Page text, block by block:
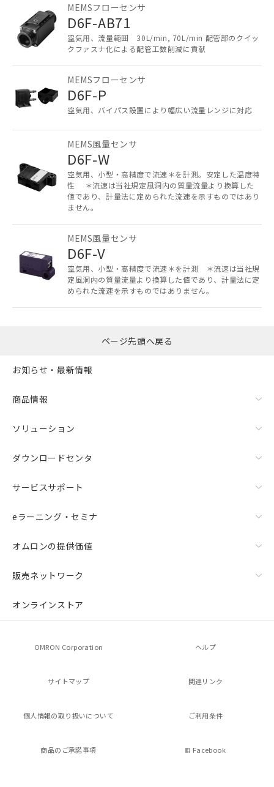
MEMSフローセンサ
D6F-AB71
空気用、流量範囲 30L/min, 70L/min 配管部のクイッ
クファスナ化による配管工数削減に貢献
MEMSフローセンサ
D6F-P
空気用、バイパス設置により幅広い流量レンジに対応
MEMS風量センサ
D6F-W
空気用、小型・高精度で流速＊を計測。安定した温度特
性 ＊流速は当社規定風洞内の質量流量より換算した
値であり、計量法に定められた流速を示すものではあり
ません。
MEMS風量センサ
D6F-V
空気用、小型・高精度で流速＊を計測 ＊流速は当社規
定風洞内の質量流量より換算した値であり、計量法に定
められた流速を示すものではありません。
ページ先頭へ戻る
お知らせ・最新情報
商品情報
ソリューション
ダウンロードセンタ
サービスサポート
eラーニング・セミナ
オムロンの提供価値
販売ネットワーク
オンラインストア
OMRON Corporation ヘルプ
サイトマップ 関連リンク
個人情報の取り扱いについて ご利用条件
商品のご承諾事項 Facebook
号
説明
○ 一定数以上の在庫あり
△ 一定数には満たないが在庫あり
在庫なし(最新の在庫状況につ
いては、お客様のお取引先、ま
たはお客様担当のオムロン制御
機器販売店・当社販売員にご確
認ください)
空
白
受注生産機種、また在庫状況の
情報を公開していない機種
(税抜)を提供させていただくもので
す。
当社制御機器事業取扱商品の中には、
本サービスの対象外となる商品もある
ことをご了承ください。
在庫状況および標準価格照会結果は、
記載している更新日時点での社内デー
タに基づき作成されるものであり、閲
覧された時点での実際の在庫および標
準価格とは異なる場合があることをご
了承ください。
正式な納期状況および標準価格はお客
様のお取引先、またはお客様担当のオ
ムロン制御機器販売店・当社販売員に
ご相談ください。
オムロン制御機器販売店や当社販売拠
在庫状況および標準価格結果を当社の
事前の承諾なく第三者に漏洩または開
示しないようお願いします。
マイパーツ機能（部品リスト作成サー
ビス）をご利用いただくには、I-Web
メンバーズにご登録されている必要が
登録された部品リストについて、当社
品・サービスに関するお客様との取